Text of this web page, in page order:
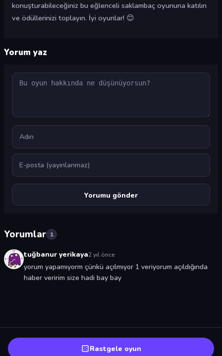
konuşturabileceğiniz bu eğlenceli saklambaç oyununa katılın
ve ödüllerinizi toplayın. İyi oyunlar! 😊
Yorum yaz
Yorum
Ad
E-posta
Yorumlar 1
tuğbanur yerikaya2 yıl önce
yorum yapamıyorm çünkü açılmıyor 1 veriyorum açıldığında
haber veririm size hadi bay bay
Rastgele oyun